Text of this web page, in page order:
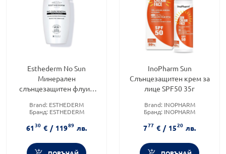
Esthederm No Sun
Минерален
слънцезащитен флуид
Brand: ESTHEDERM
Бранд: ESTHEDERM
6130 € / 11989 лв.
InoPharm Sun
Слънцезащитен крем за
лице SPF50 35г
Brand: INOPHARM
Бранд: INOPHARM
777 € / 1520 лв.